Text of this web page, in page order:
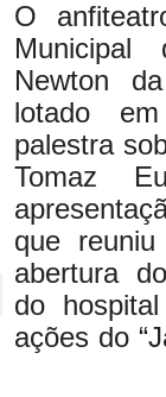
O
Newton
lotado
palestra
Tomaz
que
abertura
do
ações do